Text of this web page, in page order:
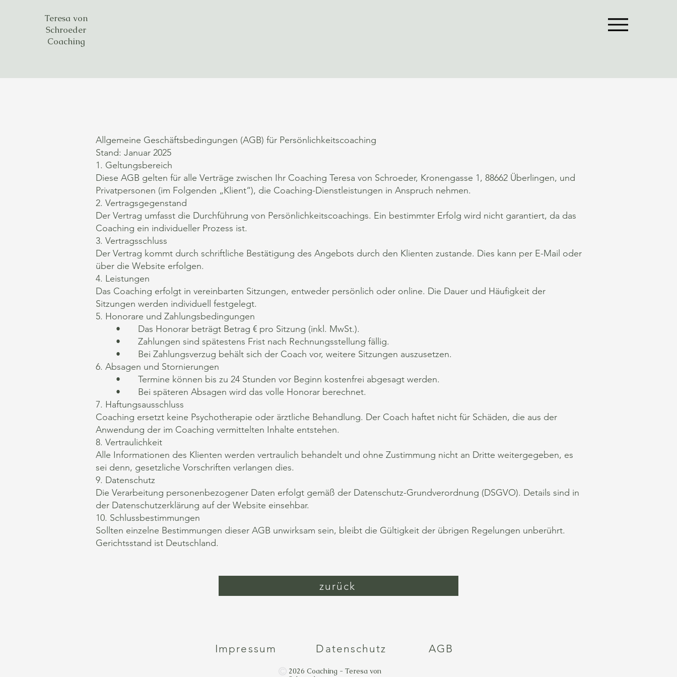
Teresa von
Schroeder
Coaching
Allgemeine Geschäftsbedingungen (AGB) für Persönlichkeitscoaching
Stand: Januar 2025
1. Geltungsbereich
Diese AGB gelten für alle Verträge zwischen Ihr Coaching Teresa von Schroeder, Kronengasse 1, 88662 Überlingen, und
Privatpersonen (im Folgenden „Klient“), die Coaching-Dienstleistungen in Anspruch nehmen.
2. Vertragsgegenstand
Der Vertrag umfasst die Durchführung von Persönlichkeitscoachings. Ein bestimmter Erfolg wird nicht garantiert, da das
Coaching ein individueller Prozess ist.
3. Vertragsschluss
Der Vertrag kommt durch schriftliche Bestätigung des Angebots durch den Klienten zustande. Dies kann per E-Mail oder
über die Website erfolgen.
4. Leistungen
Das Coaching erfolgt in vereinbarten Sitzungen, entweder persönlich oder online. Die Dauer und Häufigkeit der
Sitzungen werden individuell festgelegt.
5. Honorare und Zahlungsbedingungen
• Das Honorar beträgt Betrag € pro Sitzung (inkl. MwSt.).
• Zahlungen sind spätestens Frist nach Rechnungsstellung fällig.
• Bei Zahlungsverzug behält sich der Coach vor, weitere Sitzungen auszusetzen.
6. Absagen und Stornierungen
• Termine können bis zu 24 Stunden vor Beginn kostenfrei abgesagt werden.
• Bei späteren Absagen wird das volle Honorar berechnet.
7. Haftungsausschluss
Coaching ersetzt keine Psychotherapie oder ärztliche Behandlung. Der Coach haftet nicht für Schäden, die aus der
Anwendung der im Coaching vermittelten Inhalte entstehen.
8. Vertraulichkeit
Alle Informationen des Klienten werden vertraulich behandelt und ohne Zustimmung nicht an Dritte weitergegeben, es
sei denn, gesetzliche Vorschriften verlangen dies.
9. Datenschutz
Die Verarbeitung personenbezogener Daten erfolgt gemäß der Datenschutz-Grundverordnung (DSGVO). Details sind in
der Datenschutzerklärung auf der Website einsehbar.
10. Schlussbestimmungen
Sollten einzelne Bestimmungen dieser AGB unwirksam sein, bleibt die Gültigkeit der übrigen Regelungen unberührt.
Gerichtsstand ist Deutschland.
zurück
Impressum Datenschutz AGB
2026 Coaching - Teresa von